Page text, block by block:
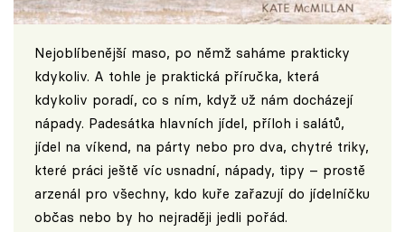
Nejoblíbenější maso, po němž saháme prakticky
kdykoliv. A tohle je praktická příručka, která
kdykoliv poradí, co s ním, když už nám docházejí
nápady. Padesátka hlavních jídel, příloh i salátů,
jídel na víkend, na párty nebo pro dva, chytré triky,
které práci ještě víc usnadní, nápady, tipy – prostě
arzenál pro všechny, kdo kuře zařazují do jídelníčku
občas nebo by ho nejraději jedli pořád.